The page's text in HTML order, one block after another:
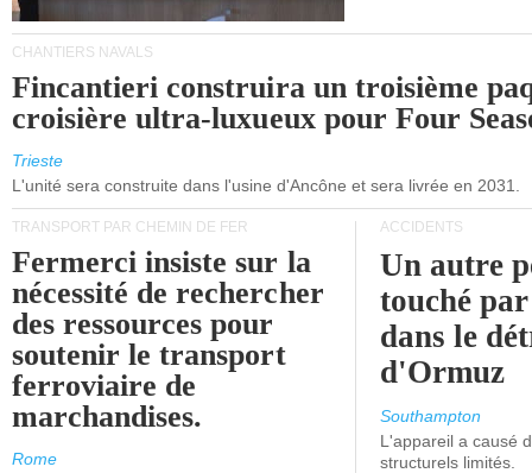
CHANTIERS NAVALS
Fincantieri construira un troisième
croisière ultra-luxueux pour Four
Trieste
L'unité sera construite dans l'usine d'Ancône et sera livrée en 2031.
TRANSPORT PAR CHEMIN DE FER
Fermerci insiste sur la
nécessité de rechercher
des ressources pour
soutenir le transport
ferroviaire de
marchandises.
Rome
ACCIDENTS
Un autre
touché
dans le
d'Ormuz
Southampton
L'appareil a causé
structurels limités.